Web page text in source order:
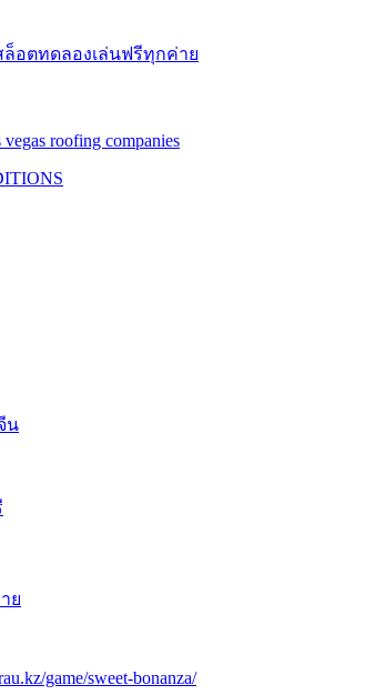
อตทดลองเล่นฟรีทุกค่าย
vegas roofing companies
น
ย
game/sweet-bonanza/